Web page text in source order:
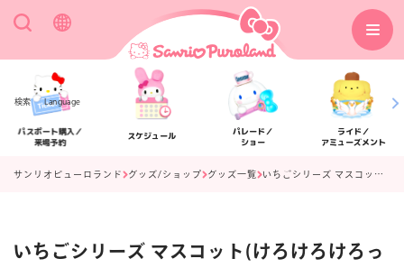
検索 Language
パスポート購入／
来場予約
スケジュール
パレード／
ショー
ライド／
アミューズメント
アクセス フロアマップ
サンリオピューロランド グッズ/ショップ グッズ一覧 いちごシリーズ マスコット(けろけろけろっぴ)
いちごシリーズ マスコット(けろけろけろっ